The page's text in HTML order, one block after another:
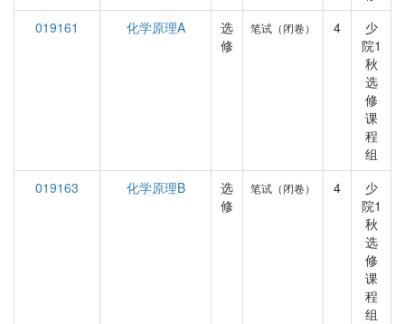
019161
化学原理A
选
修
笔试（闭卷） 4
少
院1
秋
选
修
课
程
组
019163
化学原理B
选
修
笔试（闭卷） 4
少
院1
秋
选
修
课
程
组